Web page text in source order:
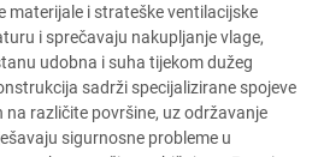
materijale i strateške ventilacijske
i sprečavaju nakupljanje vlage,
udobna i suha tijekom dužeg
sadrži specijalizirane spojeve
različite površine, uz održavanje
sigurnosne probleme u